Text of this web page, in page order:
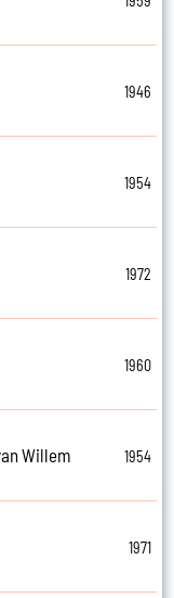
1946
1954
1972
1960
Willem
1954
1971